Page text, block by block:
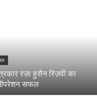
रज़ा हुसैन रिज़वी का
सफल